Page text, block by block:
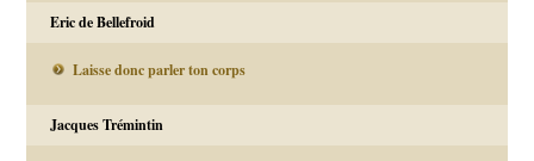
Eric de Bellefroid
Laisse donc parler ton corps
Jacques Trémintin